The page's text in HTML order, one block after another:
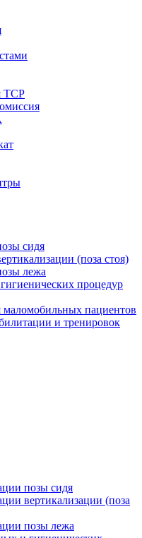
ТСР
сидя
(поза стоя)
лежа
процедур
пациентов
и тренировок
позы сидя
вертикализации (поза
позы лежа